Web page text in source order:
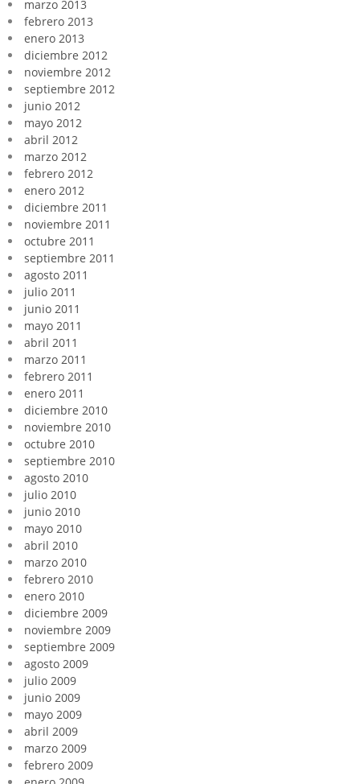
marzo 2013
febrero 2013
enero 2013
diciembre 2012
noviembre 2012
septiembre 2012
junio 2012
mayo 2012
abril 2012
marzo 2012
febrero 2012
enero 2012
diciembre 2011
noviembre 2011
octubre 2011
septiembre 2011
agosto 2011
julio 2011
junio 2011
mayo 2011
abril 2011
marzo 2011
febrero 2011
enero 2011
diciembre 2010
noviembre 2010
octubre 2010
septiembre 2010
agosto 2010
julio 2010
junio 2010
mayo 2010
abril 2010
marzo 2010
febrero 2010
enero 2010
diciembre 2009
noviembre 2009
septiembre 2009
agosto 2009
julio 2009
junio 2009
mayo 2009
abril 2009
marzo 2009
febrero 2009